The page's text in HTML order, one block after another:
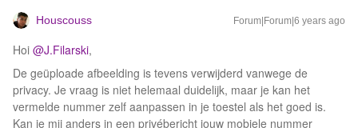
Houscouss Forum|Forum|6 years ago
Hoi @J.Filarski,
De geüploade afbeelding is tevens verwijderd vanwege de
privacy. Je vraag is niet helemaal duidelijk, maar je kan het
vermelde nummer zelf aanpassen in je toestel als het goed is.
Kan je mij anders in een privébericht jouw mobiele nummer